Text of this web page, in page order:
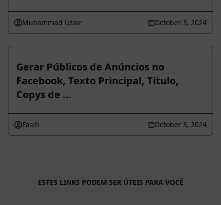
Muhammad Uzair October 3, 2024
Gerar Públicos de Anúncios no
Facebook, Texto Principal, Título,
Copys de …
Fasih October 3, 2024
ESTES LINKS PODEM SER ÚTEIS PARA VOCÊ